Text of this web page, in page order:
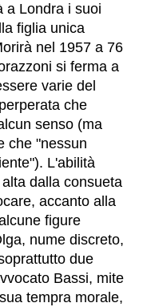
a Londra i suoi
figlia unica
nel 1957 a 76
si ferma a
varie del
che
senso (ma
che "nessun
L'abilità
dalla consueta
accanto alla
figure
nume discreto,
due
Bassi, mite
tempra morale,